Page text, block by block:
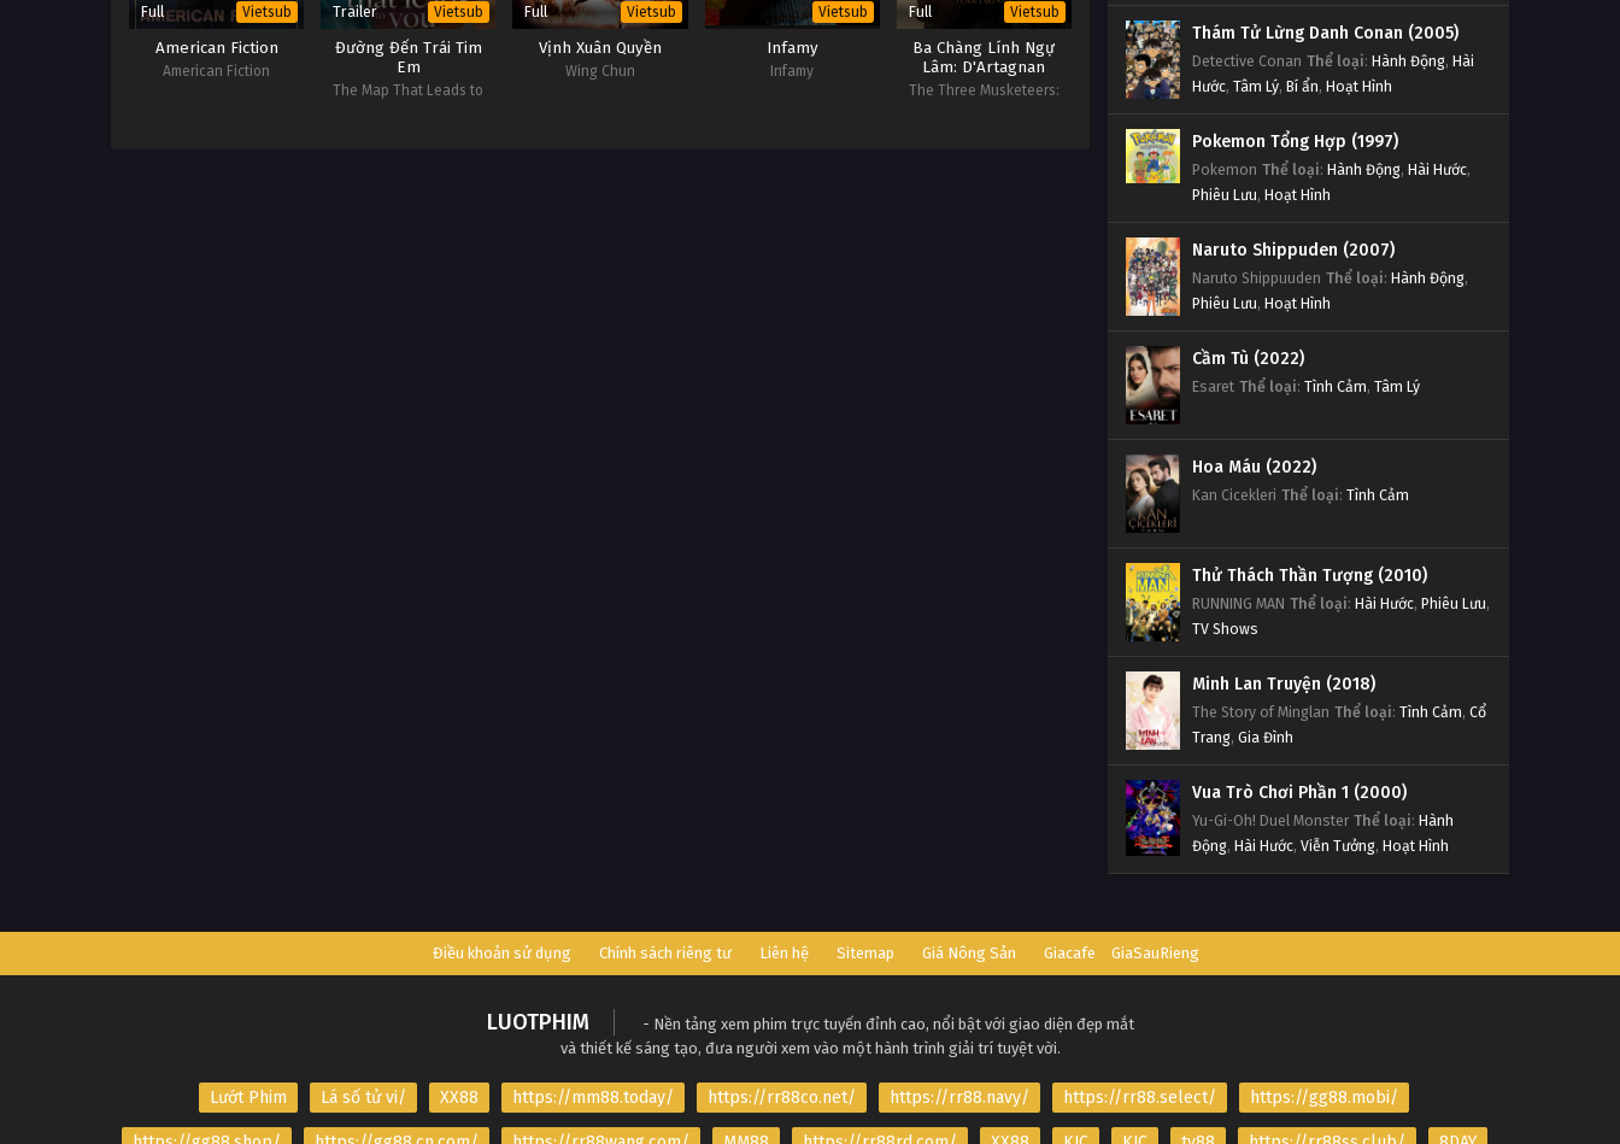
Full Vietsub
American Fiction
American Fiction
Trailer Vietsub
Đường Đến Trái Tim
Em
The Map That Leads to
Full Vietsub
Vịnh Xuân Quyền
Wing Chun
Vietsub
Infamy
Infamy
Full Vietsub
Ba Chàng Lính Ngự
Lâm: D'Artagnan
The Three Musketeers:
Thám Tử Lừng Danh Conan (2005)
Detective Conan Thể loại: Hành Động, Hài
Hước, Tâm Lý, Bí ẩn, Hoạt Hình
Pokemon Tổng Hợp (1997)
Pokemon Thể loại: Hành Động, Hài Hước,
Phiêu Lưu, Hoạt Hình
Naruto Shippuden (2007)
Naruto Shippuuden Thể loại: Hành Động,
Phiêu Lưu, Hoạt Hình
Cầm Tù (2022)
Esaret Thể loại: Tình Cảm, Tâm Lý
Hoa Máu (2022)
Kan Cicekleri Thể loại: Tình Cảm
Thử Thách Thần Tượng (2010)
RUNNING MAN Thể loại: Hài Hước, Phiêu Lưu,
TV Shows
Minh Lan Truyện (2018)
The Story of Minglan Thể loại: Tình Cảm, Cổ
Trang, Gia Đình
Vua Trò Chơi Phần 1 (2000)
Yu-Gi-Oh! Duel Monster Thể loại: Hành
Động, Hài Hước, Viễn Tưởng, Hoạt Hình
Điều khoản sử dụng Chính sách riêng tư Liên hệ Sitemap Giá Nông Sản Giacafe GiaSauRieng
LUOTPHIM
- Nền tảng xem phim trực tuyến đỉnh cao, nổi bật với giao diện đẹp mắt
và thiết kế sáng tạo, đưa người xem vào một hành trình giải trí tuyệt vời.
Lướt Phim Lá số tử vi/ XX88 https://mm88.today/ https://rr88co.net/ https://rr88.navy/ https://rr88.select/ https://gg88.mobi/